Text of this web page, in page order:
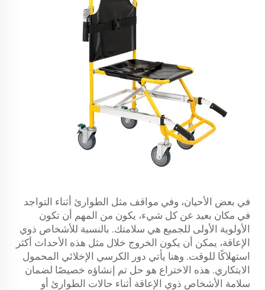
في بعض الأحيان، وفي مواقف مثل الطوارئ أثناء التواجد
في مكان بعيد عن كل شيء، يكون من المهم أن تكون
الأولوية الأولى للجميع هي سلامتك. بالنسبة للأشخاص ذوي
الإعاقة، يمكن أن يكون الخروج خلال مثل هذه الأحداث أكثر
استهلاكًا للوقت. وهنا يأتي دور الكرسي الإخلائي المحمول
الابتكاري. هذه الاختراع هو حل تم إنشاؤه خصيصًا لضمان
سلامة الأشخاص ذوي الإعاقة أثناء حالات الطوارئ أو